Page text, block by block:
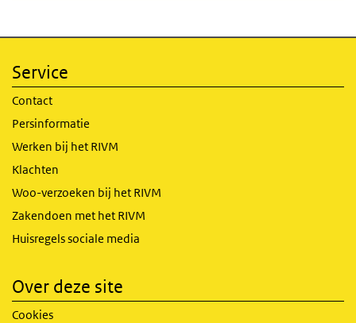
Service
Contact
Persinformatie
Werken bij het RIVM
Klachten
Woo-verzoeken bij het RIVM
Zakendoen met het RIVM
Huisregels sociale media
Over deze site
Cookies